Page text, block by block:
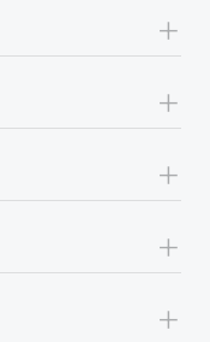
+
+
+
+
+